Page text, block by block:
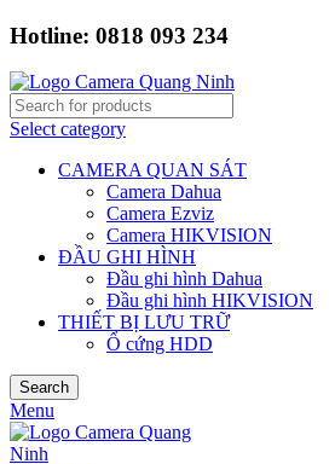
Hotline: 0818 093 234
Select category
CAMERA QUAN SÁT
Camera Dahua
Camera Ezviz
Camera HIKVISION
ĐẦU GHI HÌNH
Đầu ghi hình Dahua
Đầu ghi hình HIKVISION
THIẾT BỊ LƯU TRỮ
Ổ cứng HDD
Search
Menu